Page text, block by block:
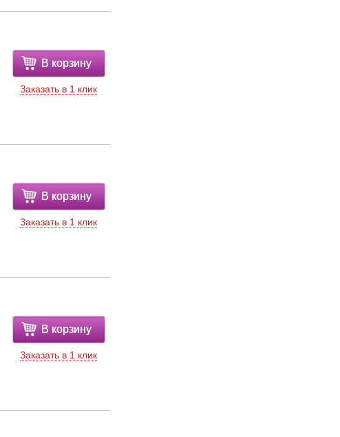
В корзину
Заказать в 1 клик
В корзину
Заказать в 1 клик
В корзину
Заказать в 1 клик